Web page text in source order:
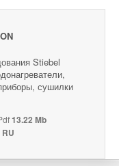
Stiebel
сушилки
13.22 Mb
RU